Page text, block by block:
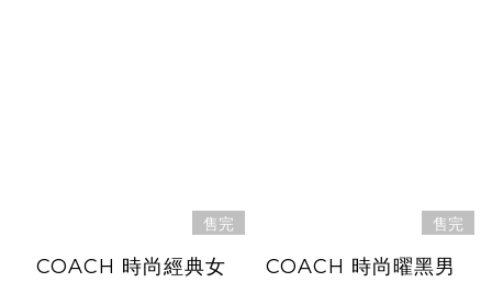
售完
COACH 時尚經典女
售完
COACH 時尚曜黑男